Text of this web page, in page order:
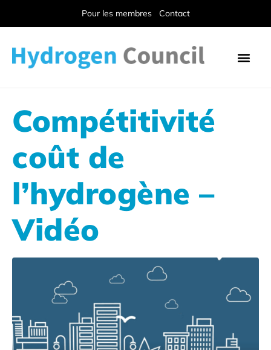
Pour les membres Contact
Compétitivité
coût de
l’hydrogène –
Vidéo